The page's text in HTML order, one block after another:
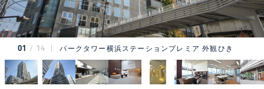
01 14 パークタワー横浜ステーションプレミア 外観ひき